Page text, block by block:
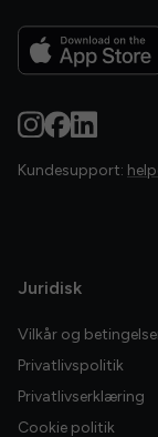
Kundesupport:
Juridisk
Vilkår og
Privatlivspolitik
Privatlivserklæring
Cookie politik